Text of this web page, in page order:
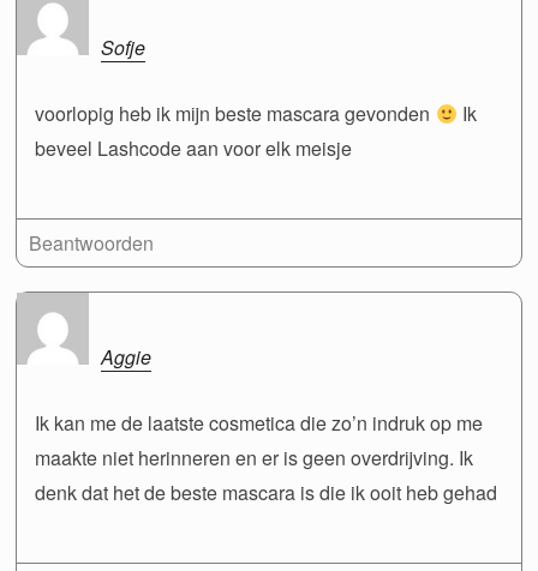
Sofje
voorlopig heb ik mijn beste mascara gevonden
Ik
beveel Lashcode aan voor elk meisje
Beantwoorden
Aggie
Ik kan me de laatste cosmetica die zo’n indruk op me
maakte niet herinneren en er is geen overdrijving. Ik
denk dat het de beste mascara is die ik ooit heb gehad